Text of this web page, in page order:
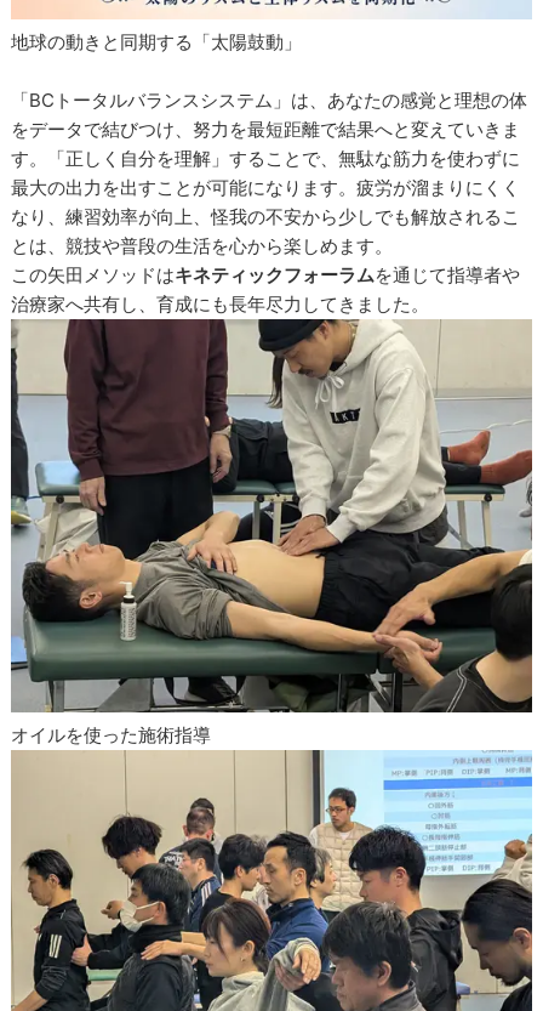
地球の動きと同期する「太陽鼓動」
「BCトータルバランスシステム」は、あなたの感覚と理想の体
をデータで結びつけ、努力を最短距離で結果へと変えていきま
す。「正しく自分を理解」することで、無駄な筋力を使わずに
最大の出力を出すことが可能になります。疲労が溜まりにくく
なり、練習効率が向上、怪我の不安から少しでも解放されるこ
とは、競技や普段の生活を心から楽しめます。
この矢田メソッドはキネティックフォーラムを通じて指導者や
治療家へ共有し、育成にも長年尽力してきました。
オイルを使った施術指導